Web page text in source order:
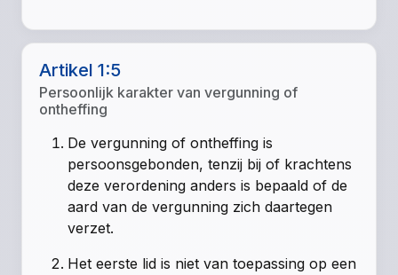
Artikel 1:5
Persoonlijk karakter van vergunning of
ontheffing
De vergunning of ontheffing is
persoonsgebonden, tenzij bij of krachtens
deze verordening anders is bepaald of de
aard van de vergunning zich daartegen
verzet.
Het eerste lid is niet van toepassing op een